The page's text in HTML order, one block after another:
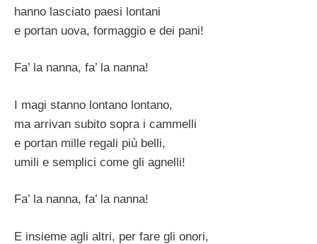
hanno lasciato paesi lontani
e portan uova, formaggio e dei pani!
Fa’ la nanna, fa’ la nanna!
I magi stanno lontano lontano,
ma arrivan subito sopra i cammelli
e portan mille regali più belli,
umili e semplici come gli agnelli!
Fa’ la nanna, fa’ la nanna!
E insieme agli altri, per fare gli onori,